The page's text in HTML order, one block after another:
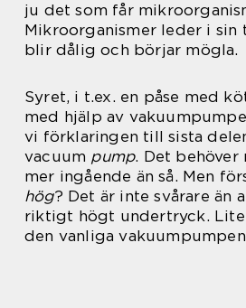
ju det som får
Mikroorganismer leder i
blir dålig och börjar mögla.
Syret, i t.ex. en påse med
med hjälp av
vi förklaringen till sista
vacuum pump. Det behöver
mer ingående än så. Men
hög? Det är inte svårare än
riktigt högt undertryck. Lite
den vanliga